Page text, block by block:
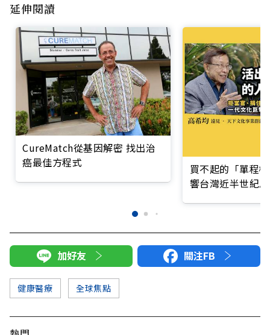
延伸閱讀
CureMatch從基因解密 找出治
癌最佳方程式
買不起的「單程
響台灣近半世紀
加好友 關注FB
健康醫療 全球焦點